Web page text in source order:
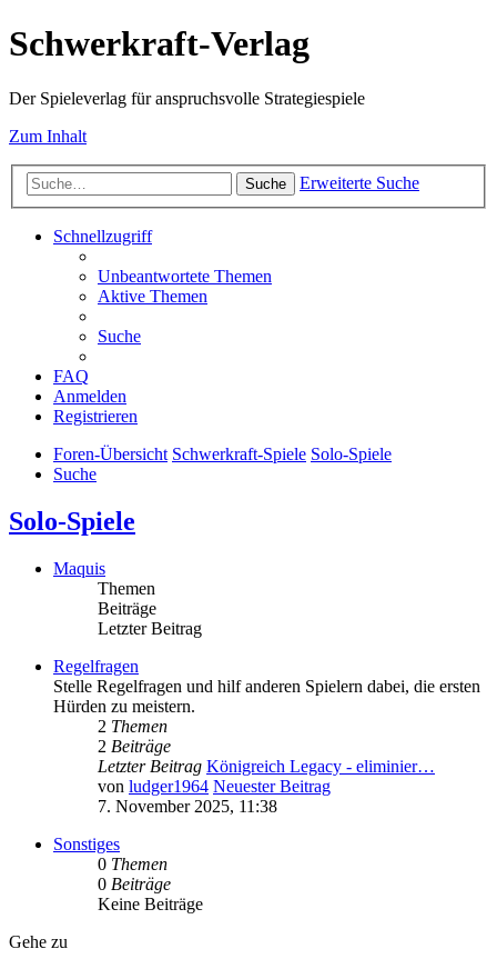
Schwerkraft-Verlag
Der Spieleverlag für anspruchsvolle Strategiespiele
Zum Inhalt
Suche Erweiterte Suche
Schnellzugriff
Unbeantwortete Themen
Aktive Themen
Suche
FAQ
Anmelden
Registrieren
Foren-Übersicht Schwerkraft-Spiele Solo-Spiele
Suche
Solo-Spiele
Maquis
Themen
Beiträge
Letzter Beitrag
Regelfragen
Stelle Regelfragen und hilf anderen Spielern dabei, die ersten
Hürden zu meistern.
2 Themen
2 Beiträge
Letzter Beitrag Königreich Legacy - eliminier…
von ludger1964 Neuester Beitrag
7. November 2025, 11:38
Sonstiges
0 Themen
0 Beiträge
Keine Beiträge
Gehe zu